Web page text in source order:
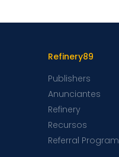
Refinery89
Publishers
Anunciantes
Refinery
Recursos
Referral Program